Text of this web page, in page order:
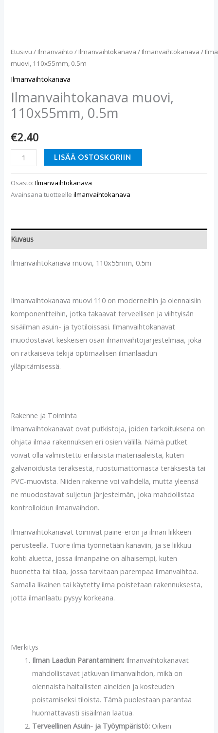
Etusivu / Ilmanvaihto / Ilmanvaihtokanava / Ilmanvaihtokanava /
muovi, 110x55mm, 0.5m
Ilmanvaihtokanava
Ilmanvaihtokanava muovi,
110x55mm, 0.5m
€2.40
LISÄÄ OSTOSKORIIN
Osasto:Ilmanvaihtokanava
Avainsana tuotteelleilmanvaihtokanava
Kuvaus
Ilmanvaihtokanava muovi, 110x55mm, 0.5m
Ilmanvaihtokanava muovi 110 on moderneihin ja olennaisiin
komponentteihin, jotka takaavat terveellisen ja viihtyisän
sisäilman asuin- ja työtiloissasi. Ilmanvaihtokanavat
muodostavat keskeisen osan ilmanvaihtojärjestelmää, joka
on ratkaiseva tekijä optimaalisen ilmanlaadun
ylläpitämisessä.
Rakenne ja Toiminta
Ilmanvaihtokanavat ovat putkistoja, joiden tarkoituksena on
ohjata ilmaa rakennuksen eri osien välillä. Nämä putket
voivat olla valmistettu erilaisista materiaaleista, kuten
galvanoidusta teräksestä, ruostumattomasta teräksestä tai
PVC-muovista. Niiden rakenne voi vaihdella, mutta yleensä
ne muodostavat suljetun järjestelmän, joka mahdollistaa
kontrolloidun ilmanvaihdon.
Ilmanvaihtokanavat toimivat paine-eron ja ilman liikkeen
perusteella. Tuore ilma työnnetään kanaviin, ja se liikkuu
kohti aluetta, jossa ilmanpaine on alhaisempi, kuten
huonetta tai tilaa, jossa tarvitaan parempaa ilmanvaihtoa.
Samalla likainen tai käytetty ilma poistetaan rakennuksesta,
jotta ilmanlaatu pysyy korkeana.
Merkitys
Ilman Laadun Parantaminen: Ilmanvaihtokanavat
mahdollistavat jatkuvan ilmanvaihdon, mikä on
olennaista haitallisten aineiden ja kosteuden
poistamiseksi tiloista. Tämä puolestaan parantaa
huomattavasti sisäilman laatua.
Terveellinen Asuin- ja Työympäristö: Oikein